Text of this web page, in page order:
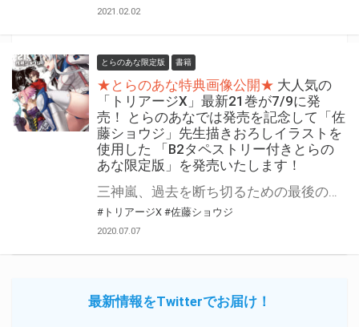
2021.02.02
とらのあな限定版 書籍
★とらのあな特典画像公開★ 大人気の
「トリアージX」最新21巻が7/9に発
売！ とらのあなでは発売を記念して「佐
藤ショウジ」先生描きおろしイラストを
使用した 「B2タペストリー付きとらの
あな限定版」を発売いたします！
三神嵐、過去を断ち切るための最後の戦い。 月刊ドラゴンエイジで大人気連載中の「トリアージX」最新21巻が2020年7月9日に発売！ 最新21巻の発売を記念して、とらのあなでは毎巻大好評をいただいている 「佐藤ショウジ」先生の描きおろしのイラストを使用した「B2タペストリー付きとらのあな限定版」を今回も発売いたします。 是非この機会にお買い求めください！
#トリアージX #佐藤ショウジ
2020.07.07
最新情報をTwitterでお届け！